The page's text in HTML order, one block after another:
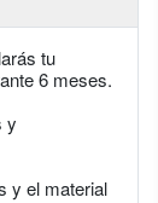
tu
6 meses.
y
y el material